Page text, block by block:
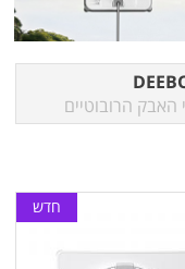
האבק הרובוטיים
חדש